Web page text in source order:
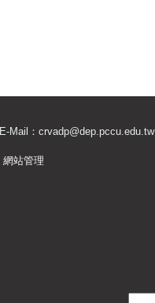
E-Mail： crvadp@dep.pccu.edu.tw
網站管理